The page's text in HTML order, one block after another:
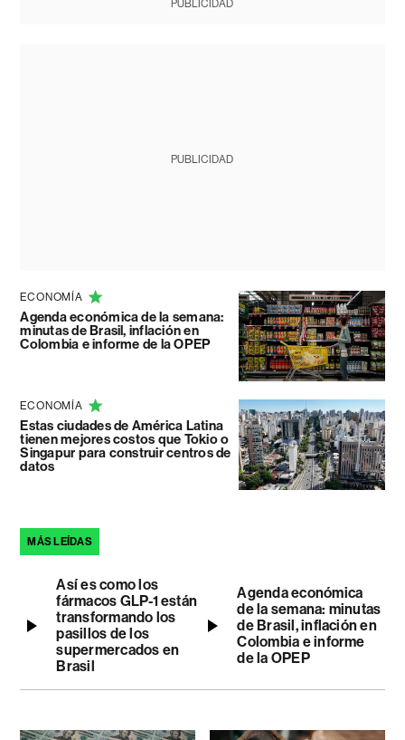
PUBLICIDAD
PUBLICIDAD
ECONOMÍA
Agenda económica de la semana:
minutas de Brasil, inflación en
Colombia e informe de la OPEP
ECONOMÍA
Estas ciudades de América Latina
tienen mejores costos que Tokio o
Singapur para construir centros de
datos
MÁS LEÍDAS
Así es como los
fármacos GLP-1 están
transformando los
pasillos de los
supermercados en
Brasil
Agenda económica
de la semana: minutas
de Brasil, inflación en
Colombia e informe
de la OPEP